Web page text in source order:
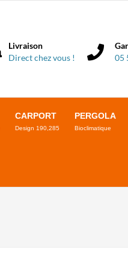
Livraison
Direct chez vous !
05
CARPORT
Design 190,285
PERGOLA
Bioclimatique